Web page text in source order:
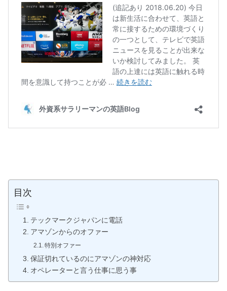
目次
テックマークジャパンに電話
アマゾンからのオファー
特別オファー
保証切れているのにアマゾンの神対応
オペレーターと言う仕事に思う事